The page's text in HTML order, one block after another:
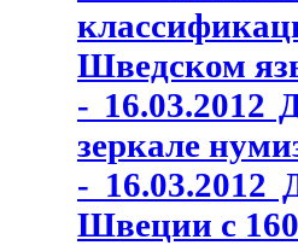
Шведском
- 16.03.2012
зеркале
- 16.03.2012
Швеции с